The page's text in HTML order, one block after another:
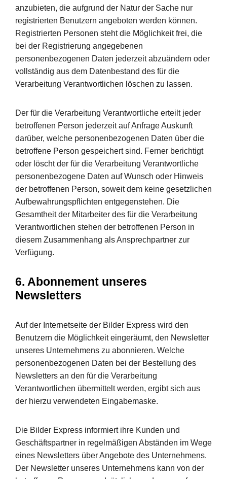
anzubieten, die aufgrund der Natur der Sache nur
registrierten Benutzern angeboten werden können.
Registrierten Personen steht die Möglichkeit frei, die
bei der Registrierung angegebenen
personenbezogenen Daten jederzeit abzuändern oder
vollständig aus dem Datenbestand des für die
Verarbeitung Verantwortlichen löschen zu lassen.
Der für die Verarbeitung Verantwortliche erteilt jeder
betroffenen Person jederzeit auf Anfrage Auskunft
darüber, welche personenbezogenen Daten über die
betroffene Person gespeichert sind. Ferner berichtigt
oder löscht der für die Verarbeitung Verantwortliche
personenbezogene Daten auf Wunsch oder Hinweis
der betroffenen Person, soweit dem keine gesetzlichen
Aufbewahrungspflichten entgegenstehen. Die
Gesamtheit der Mitarbeiter des für die Verarbeitung
Verantwortlichen stehen der betroffenen Person in
diesem Zusammenhang als Ansprechpartner zur
Verfügung.
6. Abonnement unseres
Newsletters
Auf der Internetseite der Bilder Express wird den
Benutzern die Möglichkeit eingeräumt, den Newsletter
unseres Unternehmens zu abonnieren. Welche
personenbezogenen Daten bei der Bestellung des
Newsletters an den für die Verarbeitung
Verantwortlichen übermittelt werden, ergibt sich aus
der hierzu verwendeten Eingabemaske.
Die Bilder Express informiert ihre Kunden und
Geschäftspartner in regelmäßigen Abständen im Wege
eines Newsletters über Angebote des Unternehmens.
Der Newsletter unseres Unternehmens kann von der